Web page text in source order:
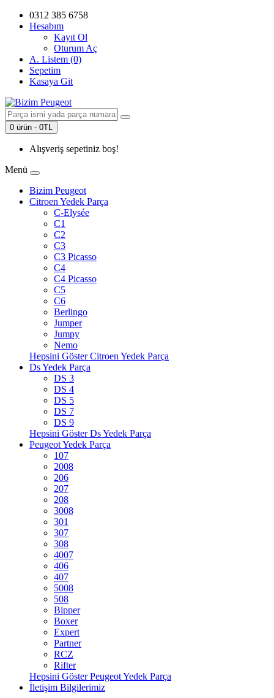
0312 385 6758
Hesabım
Kayıt Ol
Oturum Aç
A. Listem (0)
Sepetim
Kasaya Git
0 ürün - 0TL
Alışveriş sepetiniz boş!
Menü
Bizim Peugeot
Citroen Yedek Parça
C-Elysée
C1
C2
C3
C3 Picasso
C4
C4 Picasso
C5
C6
Berlingo
Jumper
Jumpy
Nemo
Hepsini Göster Citroen Yedek Parça
Ds Yedek Parça
DS 3
DS 4
DS 5
DS 7
DS 9
Hepsini Göster Ds Yedek Parça
Peugeot Yedek Parça
107
2008
206
207
208
3008
301
307
308
4007
406
407
5008
508
Bipper
Boxer
Expert
Partner
RCZ
Rifter
Hepsini Göster Peugeot Yedek Parça
İletişim Bilgilerimiz